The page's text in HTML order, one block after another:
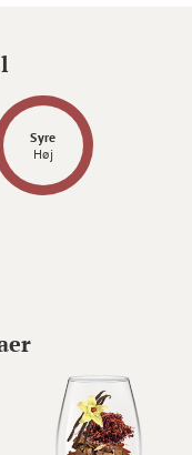
Syre
Høj